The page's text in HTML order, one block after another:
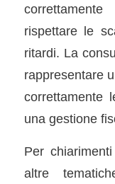
rispettare le
ritardi. La
rappresentare
correttamente
una gestione
Per
altre